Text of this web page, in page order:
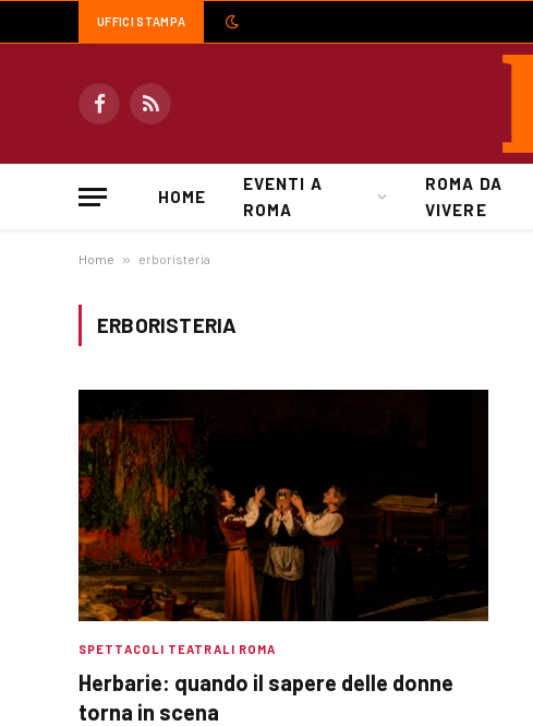
UFFICI STAMPA
FacebookRSS
HOME
EVENTI A
ROMA
ROMA DA
VIVERE
Home » erboristeria
ERBORISTERIA
SPETTACOLI TEATRALI ROMA
Herbarie: quando il sapere delle donne
torna in scena